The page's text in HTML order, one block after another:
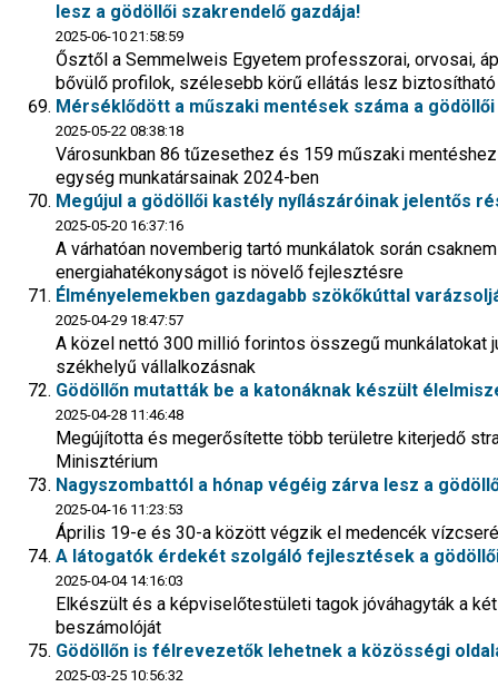
lesz a gödöllői szakrendelő gazdája!
2025-06-10 21:58:59
Ősztől a Semmelweis Egyetem professzorai, orvosai,
bővülő profilok, szélesebb körű ellátás lesz biztosítható
Mérséklődött a műszaki mentések száma a
2025-05-22 08:38:18
Városunkban 86 tűzesethez és 159 műszaki
egység munkatársainak 2024-ben
Megújul a gödöllői kastély nyílászáróinak jelentős
2025-05-20 16:37:16
A várhatóan novemberig tartó munkálatok során
energiahatékonyságot is növelő fejlesztésre
Élményelemekben gazdagabb szökőkúttal
2025-04-29 18:47:57
A közel nettó 300 millió forintos összegű munkálatokat
székhelyű vállalkozásnak
Gödöllőn mutatták be a katonáknak készült
2025-04-28 11:46:48
Megújította és megerősítette több területre kiterjedő
Minisztérium
Nagyszombattól a hónap végéig zárva lesz a
2025-04-16 11:23:53
Április 19-e és 30-a között végzik el medencék
A látogatók érdekét szolgáló fejlesztések a
2025-04-04 14:16:03
Elkészült és a képviselőtestületi tagok jóváhagyták a
beszámolóját
Gödöllőn is félrevezetők lehetnek a közösségi
2025-03-25 10:56:32